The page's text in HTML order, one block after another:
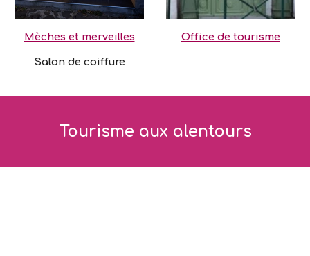
Mèches et merveilles
Salon de coiffure
Office de tourisme
Tourisme aux alentours